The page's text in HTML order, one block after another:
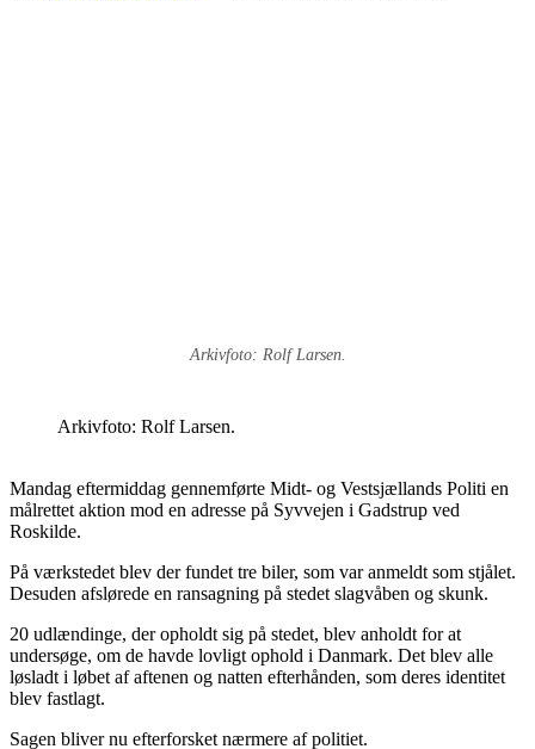
Arkivfoto: Rolf Larsen.
Arkivfoto: Rolf Larsen.
Mandag eftermiddag gennemførte Midt- og Vestsjællands Politi en
målrettet aktion mod en adresse på Syvvejen i Gadstrup ved
Roskilde.
På værkstedet blev der fundet tre biler, som var anmeldt som stjålet.
Desuden afslørede en ransagning på stedet slagvåben og skunk.
20 udlændinge, der opholdt sig på stedet, blev anholdt for at
undersøge, om de havde lovligt ophold i Danmark. Det blev alle
løsladt i løbet af aftenen og natten efterhånden, som deres identitet
blev fastlagt.
Sagen bliver nu efterforsket nærmere af politiet.